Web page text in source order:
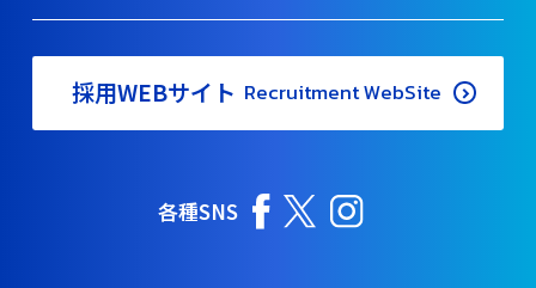
採用WEBサイト Recruitment WebSite
各種SNS